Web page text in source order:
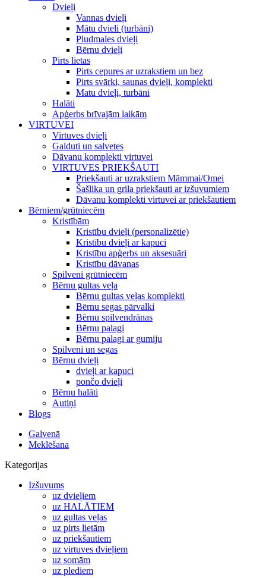
Dvieļi
Vannas dvieļi
Mātu dvieli (turbāni)
Pludmales dvieļi
Bērnu dvieļi
Pirts lietas
Pirts cepures ar uzrakstiem un bez
Pirts svārki, saunas dvieļi, komplekti
Matu dvieļi, turbāni
Halāti
Apģerbs brīvajām laikām
VIRTUVEI
Virtuves dvieļi
Galduti un salvetes
Dāvanu komplekti virtuvei
VIRTUVES PRIEKŠAUTI
Priekšauti ar uzrakstiem Māmmai/Omei
Šašlika un grila priekšauti ar izšuvumiem
Dāvanu komplekti virtuvei ar priekšautiem
Bērniem/grūtniecēm
Kristībām
Kristību dvieļi (personalizētie)
Kristību dvieļi ar kapuci
Kristību apģerbs un aksesuāri
Kristību dāvanas
Spilveni grūtniecēm
Bērnu gultas veļa
Bērnu gultas veļas komplekti
Bērnu segas pārvalki
Bērnu spilvendrānas
Bērnu palagi
Bērnu palagi ar gumiju
Spilveni un segas
Bērnu dvieļi
dvieļi ar kapuci
pončo dvieļi
Bērnu halāti
Autiņi
Blogs
Galvenā
Meklēšana
Kategorijas
Izšuvums
uz dvieļiem
uz HALĀTIEM
uz gultas veļas
uz pirts lietām
uz priekšautiem
uz virtuves dvieļiem
uz somām
uz plediem